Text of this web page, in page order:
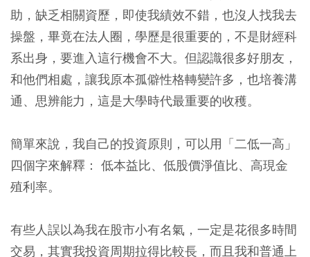
助，缺乏相關資歷，即使我績效不錯，也沒人找我去
操盤，畢竟在法人圈，學歷是很重要的，不是財經科
系出身，要進入這行機會不大。但認識很多好朋友，
和他們相處，讓我原本孤僻性格轉變許多，也培養溝
通、思辨能力，這是大學時代最重要的收穫。
簡單來說， 我自己的投資原則，可以用「二低一高」
四個字來解釋： 低本益比、低股價淨值比、高現金
殖利率。
有些人誤以為我在股市小有名氣，一定是花很多時間
交易，其實我投資周期拉得比較長，而且我和普通上